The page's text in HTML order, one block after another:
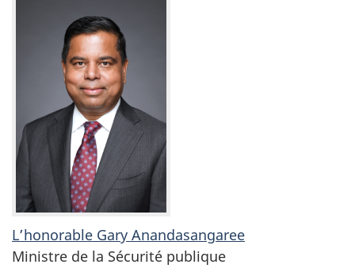
alt="" class="img-
responsive cq-dd-
L’honorable Gary Anandasangaree
Ministre de la Sécurité publique